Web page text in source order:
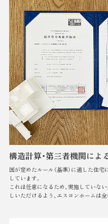
構造計算・第三者機関によ
国が定めたルール（基準）に適した住
しています。
これは任意になるため、実施していな
しいただけるよう、エスコンホームは